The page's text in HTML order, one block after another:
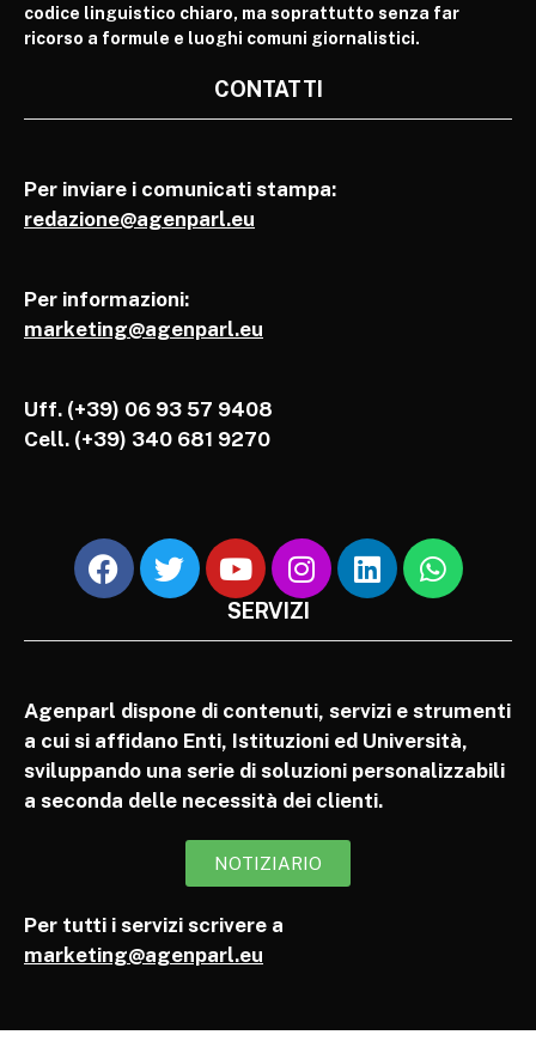
codice linguistico chiaro, ma soprattutto senza far
ricorso a formule e luoghi comuni giornalistici.
CONTATTI
Per inviare i comunicati stampa:
redazione@agenparl.eu
Per informazioni:
marketing@agenparl.eu
Uff. (+39) 06 93 57 9408
Cell. (+39) 340 681 9270
SERVIZI
Agenparl dispone di contenuti, servizi e strumenti
a cui si affidano Enti, Istituzioni ed Università,
sviluppando una serie di soluzioni personalizzabili
a seconda delle necessità dei clienti.
NOTIZIARIO
Per tutti i servizi scrivere a
marketing@agenparl.eu